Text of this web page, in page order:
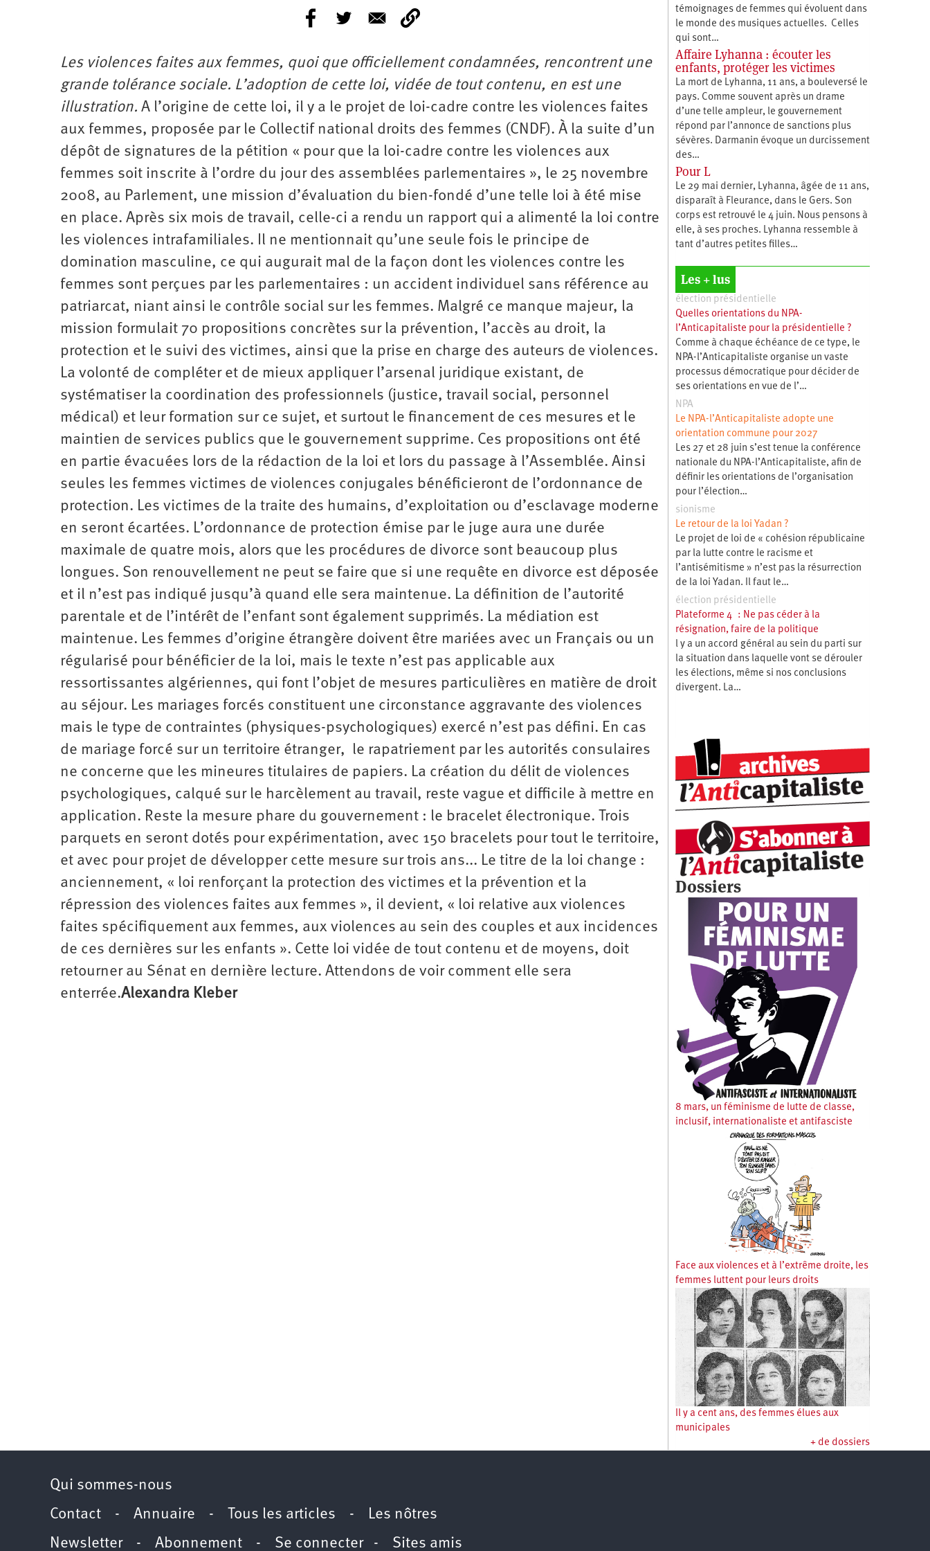
Les violences faites aux femmes, quoi que officiellement condamnées, rencontrent une
grande tolérance sociale. L’adoption de cette loi, vidée de tout contenu, en est une
illustration. A l’origine de cette loi, il y a le projet de loi-cadre contre les violences faites
aux femmes, proposée par le Collectif national droits des femmes (CNDF). À la suite d’un
dépôt de signatures de la pétition « pour que la loi-cadre contre les violences aux
femmes soit inscrite à l’ordre du jour des assemblées parlementaires », le 25 novembre
2008, au Parlement, une mission d’évaluation du bien-fondé d’une telle loi à été mise
en place. Après six mois de travail, celle-ci a rendu un rapport qui a alimenté la loi contre
les violences intrafamiliales. Il ne mentionnait qu’une seule fois le principe de
domination masculine, ce qui augurait mal de la façon dont les violences contre les
femmes sont perçues par les parlementaires : un accident individuel sans référence au
patriarcat, niant ainsi le contrôle social sur les femmes. Malgré ce manque majeur, la
mission formulait 70 propositions concrètes sur la prévention, l’accès au droit, la
protection et le suivi des victimes, ainsi que la prise en charge des auteurs de violences.
La volonté de compléter et de mieux appliquer l’arsenal juridique existant, de
systématiser la coordination des professionnels (justice, travail social, personnel
médical) et leur formation sur ce sujet, et surtout le financement de ces mesures et le
maintien de services publics que le gouvernement supprime. Ces propositions ont été
en partie évacuées lors de la rédaction de la loi et lors du passage à l’Assemblée. Ainsi
seules les femmes victimes de violences conjugales bénéficieront de l’ordonnance de
protection. Les victimes de la traite des humains, d’exploitation ou d’esclavage moderne
en seront écartées. L’ordonnance de protection émise par le juge aura une durée
maximale de quatre mois, alors que les procédures de divorce sont beaucoup plus
longues. Son renouvellement ne peut se faire que si une requête en divorce est déposée
et il n’est pas indiqué jusqu’à quand elle sera maintenue. La définition de l’autorité
parentale et de l’intérêt de l’enfant sont également supprimés. La médiation est
maintenue. Les femmes d’origine étrangère doivent être mariées avec un Français ou un
régularisé pour bénéficier de la loi, mais le texte n’est pas applicable aux
ressortissantes algériennes, qui font l’objet de mesures particulières en matière de droit
au séjour. Les mariages forcés constituent une circonstance aggravante des violences
mais le type de contraintes (physiques-psychologiques) exercé n’est pas défini. En cas
de mariage forcé sur un territoire étranger, le rapatriement par les autorités consulaires
ne concerne que les mineures titulaires de papiers. La création du délit de violences
psychologiques, calqué sur le harcèlement au travail, reste vague et difficile à mettre en
application. Reste la mesure phare du gouvernement : le bracelet électronique. Trois
parquets en seront dotés pour expérimentation, avec 150 bracelets pour tout le territoire,
et avec pour projet de développer cette mesure sur trois ans... Le titre de la loi change :
anciennement, « loi renforçant la protection des victimes et la prévention et la
répression des violences faites aux femmes », il devient, « loi relative aux violences
faites spécifiquement aux femmes, aux violences au sein des couples et aux incidences
de ces dernières sur les enfants ». Cette loi vidée de tout contenu et de moyens, doit
retourner au Sénat en dernière lecture. Attendons de voir comment elle sera
enterrée.Alexandra Kleber
témoignages de femmes qui évoluent dans
le monde des musiques actuelles. Celles
qui sont…
Affaire Lyhanna : écouter les
enfants, protéger les victimes
La mort de Lyhanna, 11 ans, a bouleversé le
pays. Comme souvent après un drame
d’une telle ampleur, le gouvernement
répond par l’annonce de sanctions plus
sévères. Darmanin évoque un durcissement
des…
Pour L
Le 29 mai dernier, Lyhanna, âgée de 11 ans,
disparaît à Fleurance, dans le Gers. Son
corps est retrouvé le 4 juin. Nous pensons à
elle, à ses proches. Lyhanna ressemble à
tant d’autres petites filles…
Les + lus
élection présidentielle
Quelles orientations du NPA-
l’Anticapitaliste pour la présidentielle ?
Comme à chaque échéance de ce type, le
NPA-l’Anticapitaliste organise un vaste
processus démocratique pour décider de
ses orientations en vue de l’…
NPA
Le NPA-l’Anticapitaliste adopte une
orientation commune pour 2027
Les 27 et 28 juin s’est tenue la conférence
nationale du NPA-l’Anticapitaliste, afin de
définir les orientations de l’organisation
pour l’élection…
sionisme
Le retour de la loi Yadan ?
Le projet de loi de « cohésion républicaine
par la lutte contre le racisme et
l’antisémitisme » n’est pas la résurrection
de la loi Yadan. Il faut le…
élection présidentielle
Plateforme 4 : Ne pas céder à la
résignation, faire de la politique
l y a un accord général au sein du parti sur
la situation dans laquelle vont se dérouler
les élections, même si nos conclusions
divergent. La…
Dossiers
8 mars, un féminisme de lutte de classe,
inclusif, internationaliste et antifasciste
Face aux violences et à l’extrême droite, les
femmes luttent pour leurs droits
Il y a cent ans, des femmes élues aux
municipales
+ de dossiers
Qui sommes-nous
Contact - Annuaire - Tous les articles -
Les nôtres
Newsletter- Abonnement - Se connecter- Sites amis